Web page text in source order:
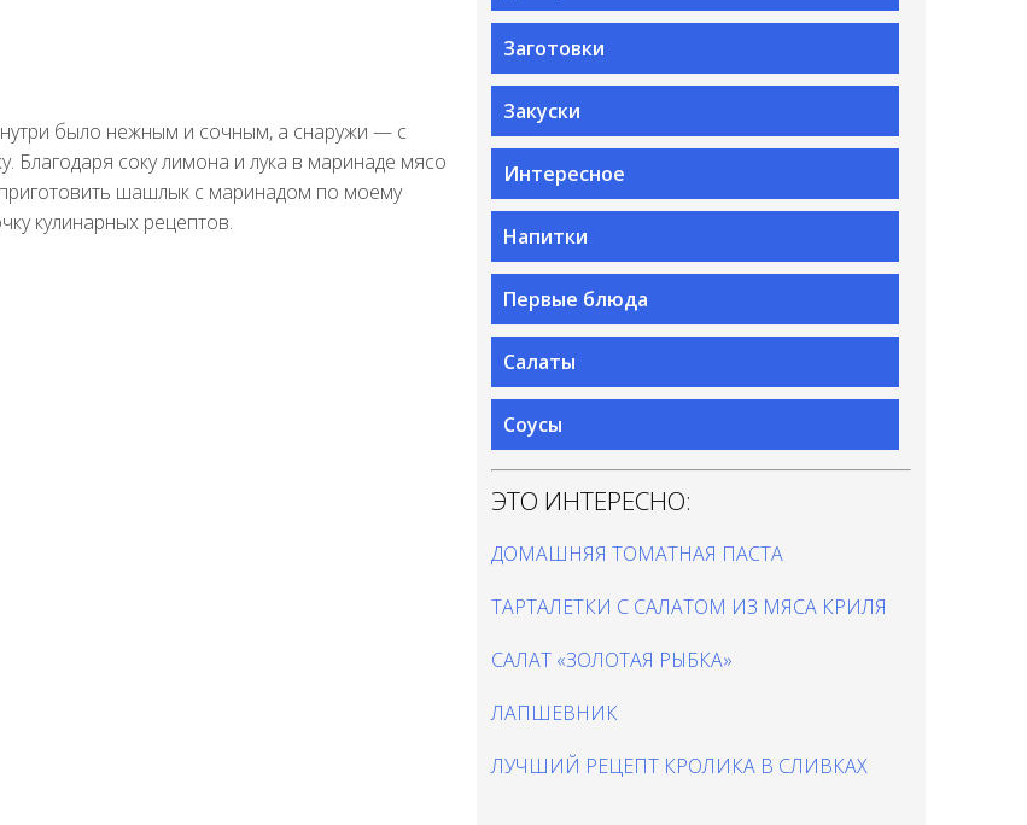
было нежным и сочным, а снаружи — с
Благодаря соку лимона и лука в маринаде мясо
шашлык с маринадом по моему
кулинарных рецептов.
Заготовки
Закуски
Интересное
Напитки
Первые блюда
Салаты
Соусы
ЭТО ИНТЕРЕСНО:
ДОМАШНЯЯ ТОМАТНАЯ ПАСТА
ТАРТАЛЕТКИ С САЛАТОМ ИЗ МЯСА КРИЛЯ
САЛАТ «ЗОЛОТАЯ РЫБКА»
ЛАПШЕВНИК
ЛУЧШИЙ РЕЦЕПТ КРОЛИКА В СЛИВКАХ